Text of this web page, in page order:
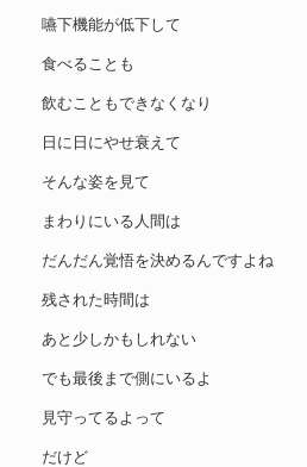
嚥下機能が低下して
食べることも
飲むこともできなくなり
日に日にやせ衰えて
そんな姿を見て
まわりにいる人間は
だんだん覚悟を決めるんですよね
残された時間は
あと少しかもしれない
でも最後まで側にいるよ
見守ってるよって
だけど